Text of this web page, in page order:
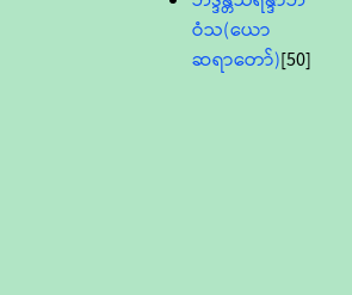
ဝံသ(ယော
ဆရာတော်)[50]